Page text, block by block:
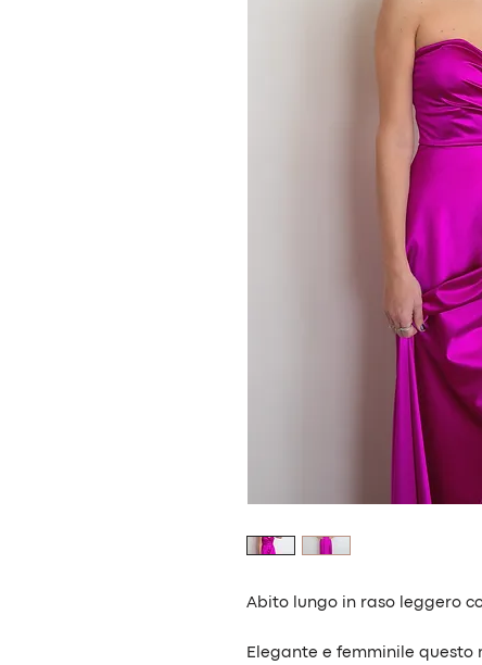
Abito lungo in raso leggero
Elegante e femminile questo